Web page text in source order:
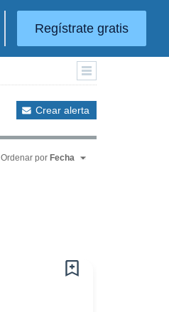
Regístrate gratis
Crear alerta
Ordenar por Fecha